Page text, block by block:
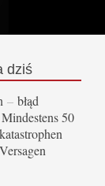
dziś
– błąd
50